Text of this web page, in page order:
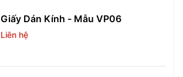
Giấy Dán Kính - Mẫu VP06
Liên hệ